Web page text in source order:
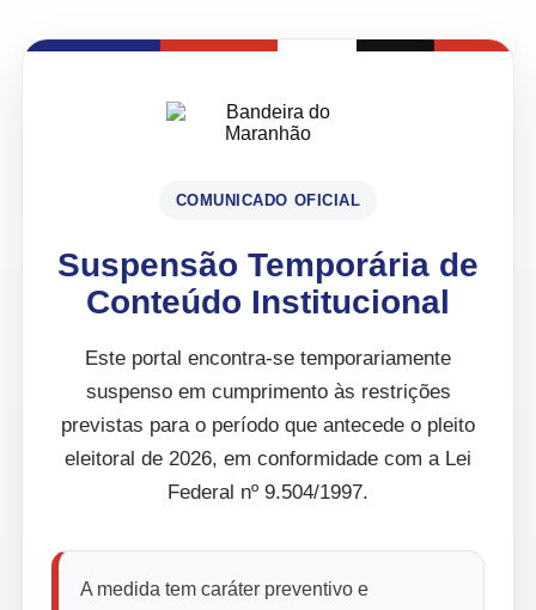
COMUNICADO OFICIAL
Suspensão Temporária de
Conteúdo Institucional
Este portal encontra-se temporariamente
suspenso em cumprimento às restrições
previstas para o período que antecede o pleito
eleitoral de 2026, em conformidade com a Lei
Federal nº 9.504/1997.
A medida tem caráter preventivo e